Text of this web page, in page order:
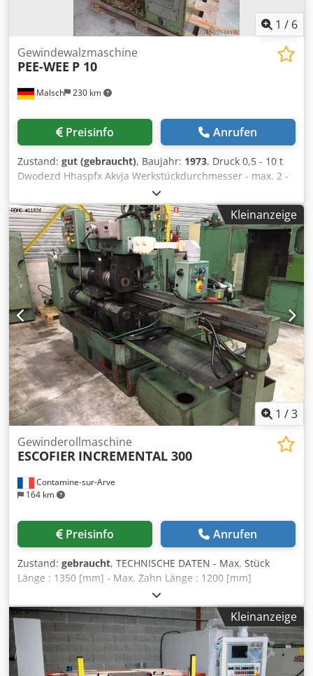
1 / 6
Malsch 230 km
Gewindewalzmaschine
PEE-WEE P 10
Preisinfo Anrufen
Zustand: gut (gebraucht), Baujahr: 1973, Druck 0,5 - 10 t
Dwodezd Hhaspfx Akvja Werkstückdurchmesser - max. 2 -
50 mm Gewindelänge 2000 mm Steigung in mm 3 mm
Durchmesser der Rollspindelaufnahme 54
Werkzeugdurchmesser 145 mm Rollspindeldrehzahlen 41 -
129 U/min Hub 0 - 8 mm Gesamtleistungsbedarf 4,5 kW
Maschinengewicht ca. 1,3 t Raumbedarf ca. 1,3 x 1,2 x 1,2
m Inklusive Ladeeinrichtung.
Kleinanzeige
1 /3
Contamine-sur-Arve
164 km
Gewinderollmaschine
ESCOFIER INCREMENTAL 300
Preisinfo Anrufen
Zustand: gebraucht, TECHNISCHE DATEN - Max. Stück
Länge : 1350 [mm] - Max. Zahn Länge : 1200 [mm]
Dwsdpfxouhb Une Akvsa - Max. Zahn Durchmesser : 120
[mm] - Leistung : 18,5 [kW] - Maschine Abmessungen :
2840 x 1700 x 1420 [mm]
Kleinanzeige